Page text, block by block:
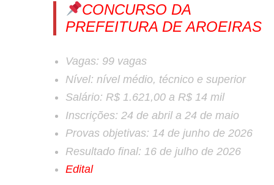
CONCURSO DA
PREFEITURA DE AROEIRAS
Vagas: 99 vagas
Nível: nível médio, técnico e superior
Salário: R$ 1.621,00 a R$ 14 mil
Inscrições: 24 de abril a 24 de maio
Provas objetivas: 14 de junho de 2026
Resultado final: 16 de julho de 2026
Edital